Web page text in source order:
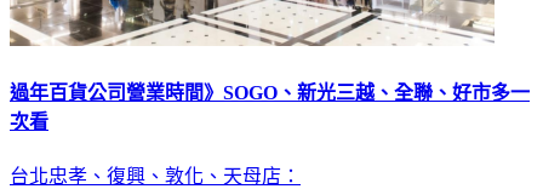
過年百貨公司營業時間》SOGO、新光三越、全聯、好市多一
次看
台北忠孝、復興、敦化、天母店：